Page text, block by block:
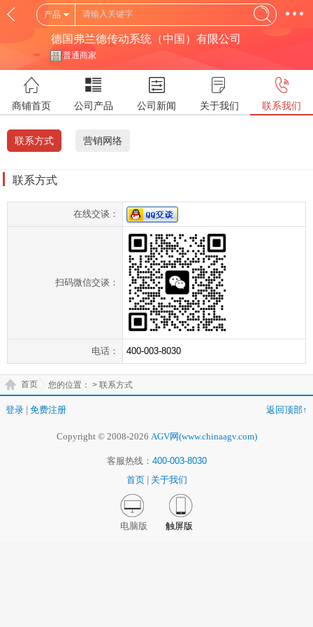
产品
德国弗兰德传动系统（中国）有限公司
普通商家
商铺首页 公司产品 公司新闻 关于我们 联系我们
联系方式 营销网络
联系方式
在线交谈：
扫码微信交谈：
电话： 400-003-8030
您的位置：
首页 > 联系方式
登录 免费注册 返回顶部↑
Copyright © 2008-2026 AGV网(www.chinaagv.com)
客服热线： 400-003-8030
首页
关于我们
电脑版 触屏版